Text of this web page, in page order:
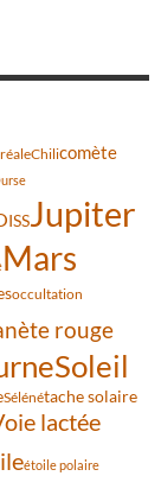
Chilicomète
ISSJupiter
Mars
occultation
rouge
Soleil
Sélénétache solaire
lactée
étoile polaire